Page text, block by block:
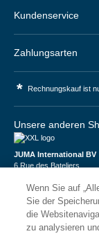
Kundenservice
Zahlungsarten
* Rechnungskauf ist
Unsere anderen
JUMA International BV
6 Rue des Bateliers
Numéro de TVA :
Numéro Siren :
Wenn Sie auf
Sie der
die
zu analysieren